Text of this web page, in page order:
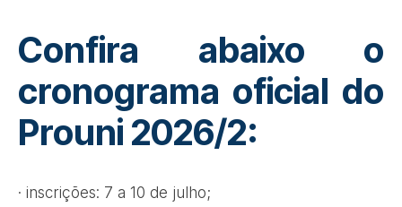
Confira abaixo o
cronograma oficial do
Prouni 2026/2:
· inscrições: 7 a 10 de julho;